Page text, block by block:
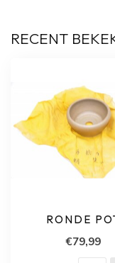
RECENT
RONDE
€79,99